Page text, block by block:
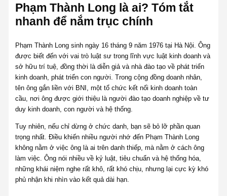
Phạm Thành Long là ai? Tóm tắt
nhanh để nắm trục chính
Phạm Thành Long sinh ngày 16 tháng 9 năm 1976 tại Hà Nội. Ông
được biết đến với vai trò luật sư trong lĩnh vực luật kinh doanh và
sở hữu trí tuệ, đồng thời là diễn giả và nhà đào tạo về phát triển
kinh doanh, phát triển con người. Trong cộng đồng doanh nhân,
tên ông gắn liền với BNI, một tổ chức kết nối kinh doanh toàn
cầu, nơi ông được giới thiệu là người đào tạo doanh nghiệp về tư
duy kinh doanh, con người và hệ thống.
Tuy nhiên, nếu chỉ dừng ở chức danh, bạn sẽ bỏ lỡ phần quan
trọng nhất. Điều khiến nhiều người nhớ đến Phạm Thành Long
không nằm ở việc ông là ai trên danh thiếp, mà nằm ở cách ông
làm việc. Ông nói nhiều về kỷ luật, tiêu chuẩn và hệ thống hóa,
những khái niệm nghe rất khô, rất khó chịu, nhưng lại cực kỳ khó
phủ nhận khi nhìn vào kết quả dài hạn.